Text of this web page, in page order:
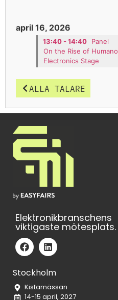
april 16, 2026
13:40 - 14:40
Panel
On the Rise of
Electronics Stage
ALLA TALARE
Elektronikbranschens
viktigaste mötesplats.
Stockholm
Kistamässan
14-15 april, 2027